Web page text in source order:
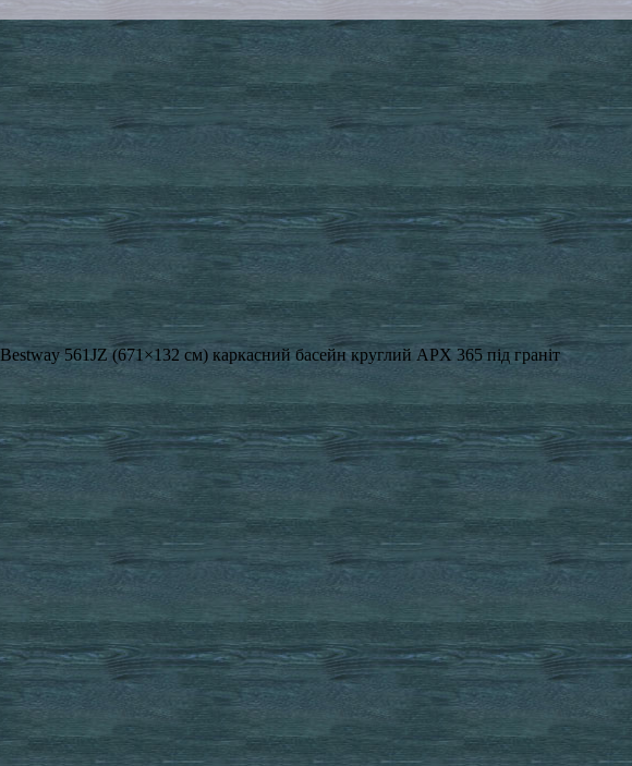
Bestway 561JZ (671×132 см) каркасний басейн круглий APX 365 під граніт